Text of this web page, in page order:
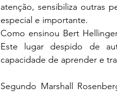
atenção, sensibiliza outras
especial e importante.
Como ensinou Bert
Este lugar despido de
capacidade de aprender e
Segundo Marshall